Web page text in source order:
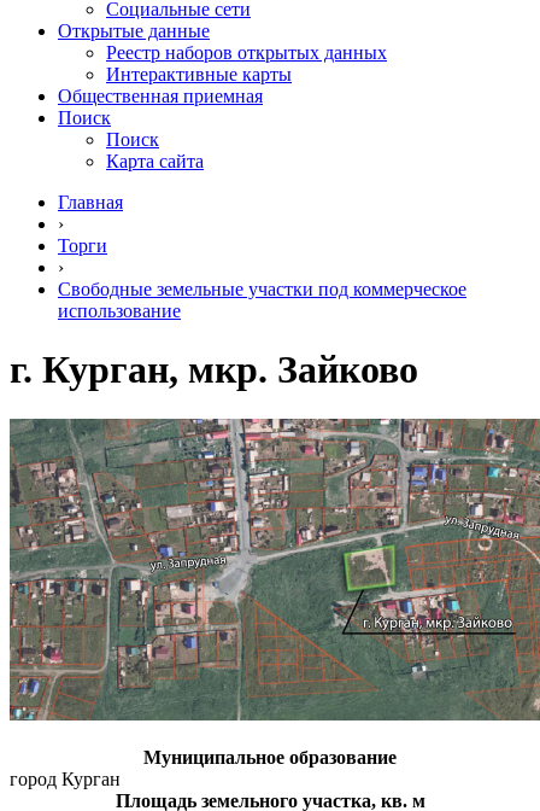
Социальные сети
Открытые данные
Реестр наборов открытых данных
Интерактивные карты
Общественная приемная
Поиск
Поиск
Карта сайта
Главная
›
Торги
›
Свободные земельные участки под коммерческое
использование
г. Курган, мкр. Зайково
Муниципальное образование
город Курган
Площадь земельного участка, кв. м